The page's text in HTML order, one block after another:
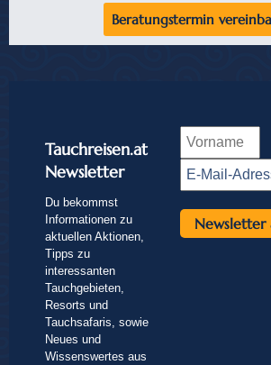
Beratungstermin
Tauchreisen.at
Newsletter
Du bekommst
Informationen zu
aktuellen Aktionen,
Tipps zu
interessanten
Tauchgebieten,
Resorts und
Tauchsafaris, sowie
Neues und
Wissenswertes aus